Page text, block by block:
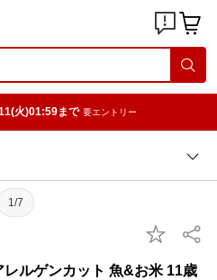
火)01:59まで 要エントリー
1/7
ルゲンカット 魚&お米 11歳